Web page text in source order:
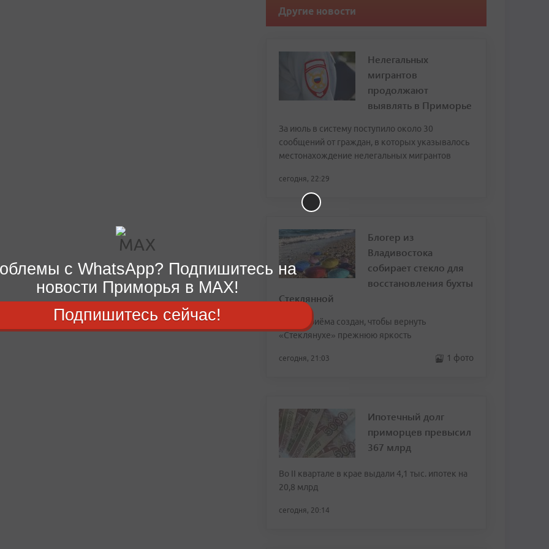
Другие новости
Нелегальных
мигрантов
продолжают
выявлять в Приморье
За июль в систему поступило около 30
сообщений от граждан, в которых указывалось
местонахождение нелегальных мигрантов
сегодня, 22:29
Блогер из
Владивостока
собирает стекло для
восстановления бухты
Стеклянной
Пункт приёма создан, чтобы вернуть
«Стеклянухе» прежнюю яркость
сегодня, 21:03 1 фото
Ипотечный долг
приморцев превысил
367 млрд
Во II квартале в крае выдали 4,1 тыс. ипотек на
20,8 млрд
сегодня, 20:14
с WhatsApp? Подпишитесь на
новости Приморья в MAX!
Подпишитесь сейчас!